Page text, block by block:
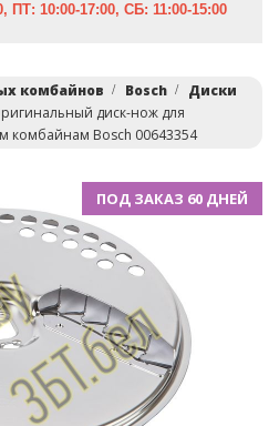
ПТ: 10:00-17:00, СБ: 11:00-15:00
комбайнов Bosch
Диски
диск-нож для
комбайнам Bosch 00643354
ПОД ЗАКАЗ 60 ДНЕЙ